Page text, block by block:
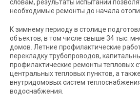
словам, результаты испытаний
необходимые ремонты до начала
К зимнему периоду в столице
объектов, в том числе свыше 34 тыс.
домов. Летние профилактические
перекладку трубопроводов,
профилактические ремонты тепловых
центральных тепловых пунктов, а
внутридомовых систем
водоснабжения.